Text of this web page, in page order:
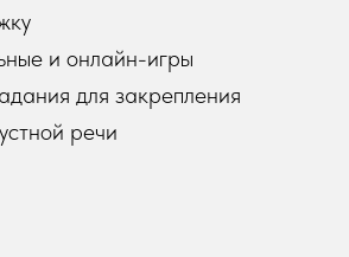
и онлайн-игры
для закрепления
речи